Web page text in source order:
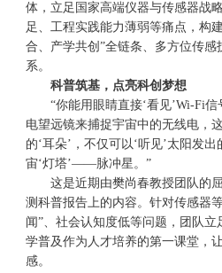
体，立足国家高端仪器与传感器战
足、工程实践能力薄弱等痛点，构
合、产学共创”全链条、多方位传
系。
科普筑基，点亮科创梦想
“你能用眼睛直接‘看见’Wi-Fi信
电望远镜来捕捉宇宙中的无线电，
的‘耳朵’，不仅可以‘听见’太阳发
宙‘灯塔’——脉冲星。”
这是近期由樊尚春教授团队的屈
测科普报告上的内容。针对传感器
闻”、社会认知度低等问题，团队
学普及作为人才培养的第一课堂，
感。